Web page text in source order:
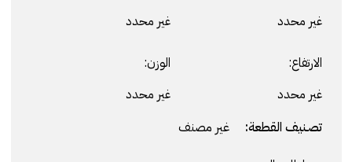
غير محدد
غير محدد
الارتفاع:
غير محدد
الوزن:
غير محدد
تصنيف القطعة: غير مصنف